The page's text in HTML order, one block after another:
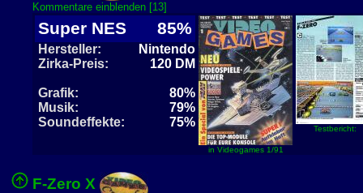
Kommentare einblenden [13]
Super NES 85%
Hersteller:
Nintendo
Zirka-Preis:
120 DM
Grafik:
80%
Musik:
79%
Soundeffekte:
75%
in Videogames 1/91
Testbericht:
F-Zero X